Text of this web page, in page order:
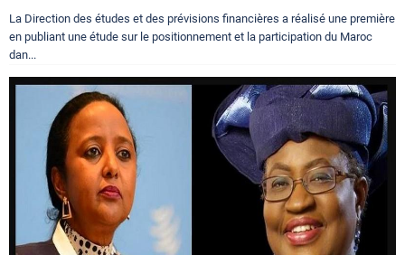
La Direction des études et des prévisions financières a réalisé une première
en publiant une étude sur le positionnement et la participation du Maroc
dan...